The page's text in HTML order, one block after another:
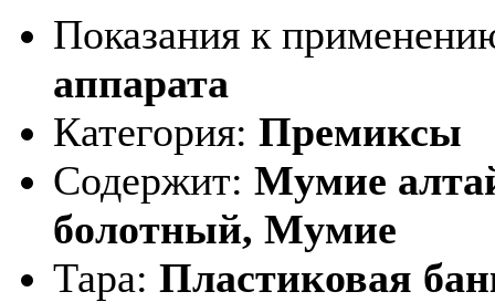
Показания к
аппарата
Категория: Премиксы
Содержит: Мумие
болотный, Мумие
Тара: Пластиковая